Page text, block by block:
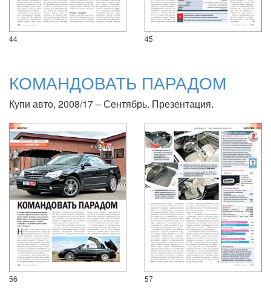
44 45
КОМАНДОВАТЬ ПАРАДОМ
Купи авто, 2008/17 – Сентябрь. Презентация.
56 57